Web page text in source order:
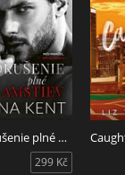
Pokušenie plné klamstiev
299 Kč